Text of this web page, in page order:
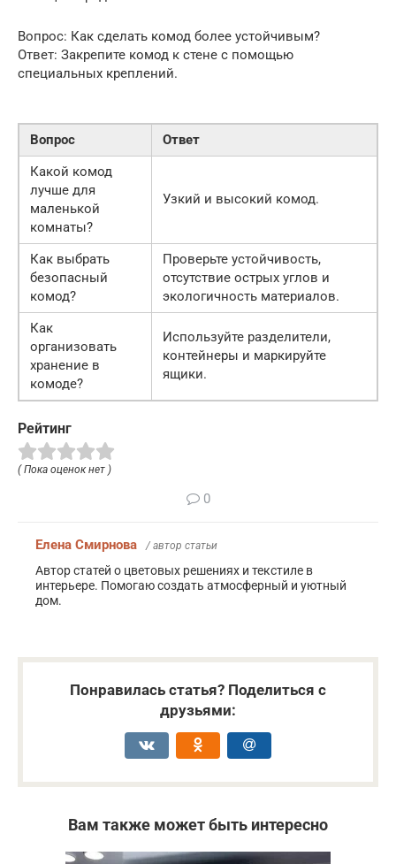
Вопрос: Как сделать комод более устойчивым?
Ответ: Закрепите комод к стене с помощью
специальных креплений.
Вопрос
Ответ
Какой комод
лучше для
маленькой
комнаты?
Узкий и высокий комод.
Как выбрать
безопасный
комод?
Проверьте устойчивость,
отсутствие острых углов и
экологичность материалов.
Как
организовать
хранение в
комоде?
Используйте разделители,
контейнеры и маркируйте
ящики.
Рейтинг
( Пока оценок нет )
0
Елена Смирнова / автор статьи
Автор статей о цветовых решениях и текстиле в
интерьере. Помогаю создать атмосферный и уютный
дом.
Понравилась статья? Поделиться с
друзьями:
Вам также может быть интересно